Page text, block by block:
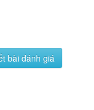
bài đánh giá